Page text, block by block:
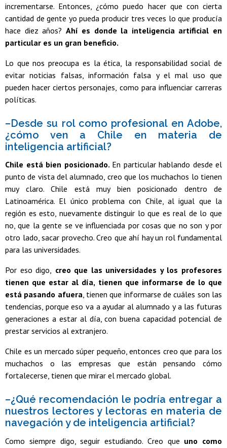
incrementarse. Entonces, ¿cómo puedo hacer que con cierta
cantidad de gente yo pueda producir tres veces lo que producía
hace diez años? Ahí es donde la inteligencia artificial en
particular es un gran beneficio.
Lo que nos preocupa es la ética, la responsabilidad social de
evitar noticias falsas, información falsa y el mal uso que
pueden hacer ciertos personajes, como para influenciar carreras
políticas.
–Desde su rol como profesional en Adobe,
¿cómo ven a Chile en materia de
inteligencia artificial?
Chile está bien posicionado. En particular hablando desde el
punto de vista del alumnado, creo que los muchachos lo tienen
muy claro. Chile está muy bien posicionado dentro de
Latinoamérica. El único problema con Chile, al igual que la
región es esto, nuevamente distinguir lo que es real de lo que
no, que la gente se ve influenciada por cosas que no son y por
otro lado, sacar provecho. Creo que ahí hay un rol fundamental
para las universidades.
Por eso digo, creo que las universidades y los profesores
tienen que estar al día, tienen que informarse de lo que
está pasando afuera, tienen que informarse de cuáles son las
tendencias, porque eso va a ayudar al alumnado y a las futuras
generaciones a estar al día, con buena capacidad potencial de
prestar servicios al extranjero.
Chile es un mercado súper pequeño, entonces creo que para los
muchachos o las empresas que están pensando cómo
fortalecerse, tienen que mirar el mercado global.
–¿Qué recomendación le podría entregar a
nuestros lectores y lectoras en materia de
navegación y de inteligencia artificial?
Como siempre digo, seguir estudiando. Creo que uno como